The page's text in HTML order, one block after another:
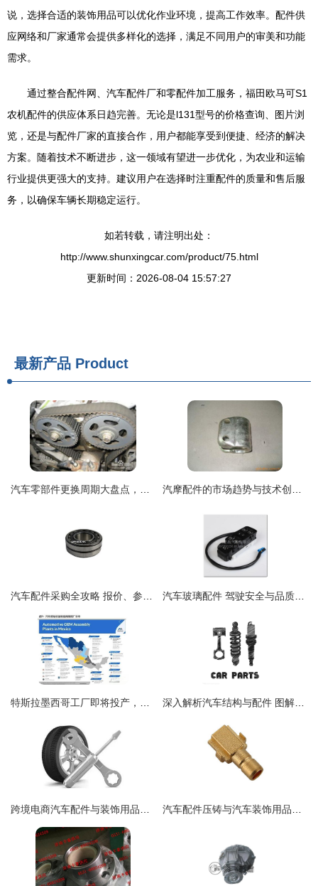
说，选择合适的装饰用品可以优化作业环境，提高工作效率。配件供
应网络和厂家通常会提供多样化的选择，满足不同用户的审美和功能
需求。
通过整合配件网、汽车配件厂和零配件加工服务，福田欧马可S1
农机配件的供应体系日趋完善。无论是l131型号的价格查询、图片浏
览，还是与配件厂家的直接合作，用户都能享受到便捷、经济的解决
方案。随着技术不断进步，这一领域有望进一步优化，为农业和运输
行业提供更强大的支持。建议用户在选择时注重配件的质量和售后服
务，以确保车辆长期稳定运行。
如若转载，请注明出处：
http://www.shunxingcar.com/product/75.html
更新时间：2026-08-04 15:57:27
最新产品 Product